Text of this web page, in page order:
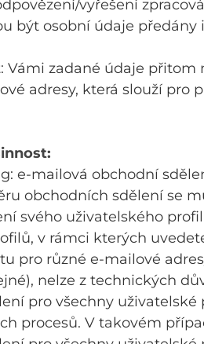
vyřešení
být osobní údaje
Vámi zadané údaje
adresy, která slouží pro
e-mailová obchodní
obchodních sdělení se
svého uživatelského
v rámci kterých
pro různé e-mailové
nelze z technických
pro všechny uživatelské
procesů. V takovém